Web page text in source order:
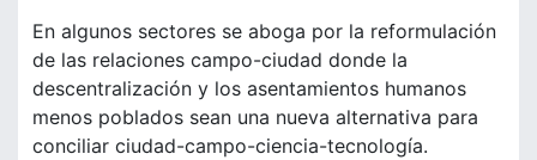
En algunos sectores se aboga por la reformulación
de las relaciones campo-ciudad donde la
descentralización y los asentamientos humanos
menos poblados sean una nueva alternativa para
conciliar ciudad-campo-ciencia-tecnología.